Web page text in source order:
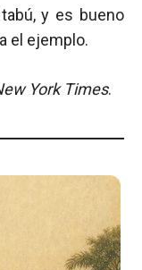
y es bueno
el ejemplo.
York Times.